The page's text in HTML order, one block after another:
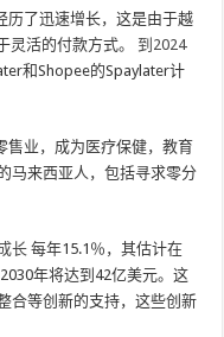
历了迅速增长，这是由于越
灵活的付款方式。 到2024
和Shopee的Spaylater计
售业，成为医疗保健，教育
马来西亚人，包括寻求零分
长 每年15.1％，其估计在
年将达到42亿美元。这
合等创新的支持，这些创新